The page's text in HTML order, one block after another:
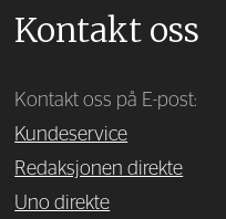
Kontakt oss
Kontakt oss på E-post:
Kundeservice
Redaksjonen direkte
Uno direkte